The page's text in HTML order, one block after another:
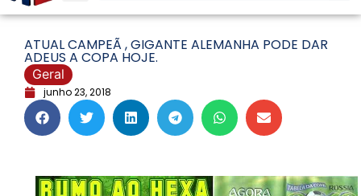
ATUAL CAMPEÃ , GIGANTE ALEMANHA PODE DAR
ADEUS A COPA HOJE.
Geral
junho 23, 2018